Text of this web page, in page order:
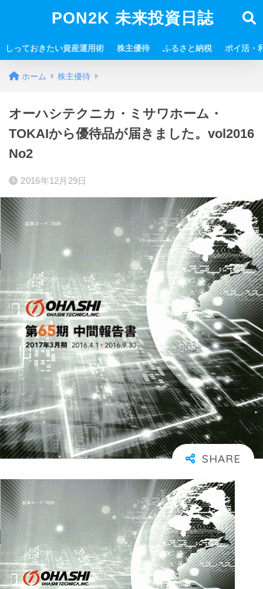
PON2K 未来投資日誌
しっておきたい資産運用術 株主優待 ふるさと納税 ポイ活・
ホーム 株主優待
オーハシテクニカ・ミサワホーム・
TOKAIから優待品が届きました。vol2016
No2
2016年12月29日